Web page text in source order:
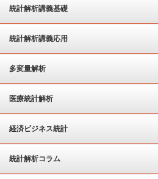
統計解析講義基礎
統計解析講義応用
多変量解析
医療統計解析
経済ビジネス統計
統計解析コラム